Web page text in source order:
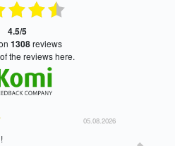
4.5/5
1308reviews
the reviews here.
05.08.2026